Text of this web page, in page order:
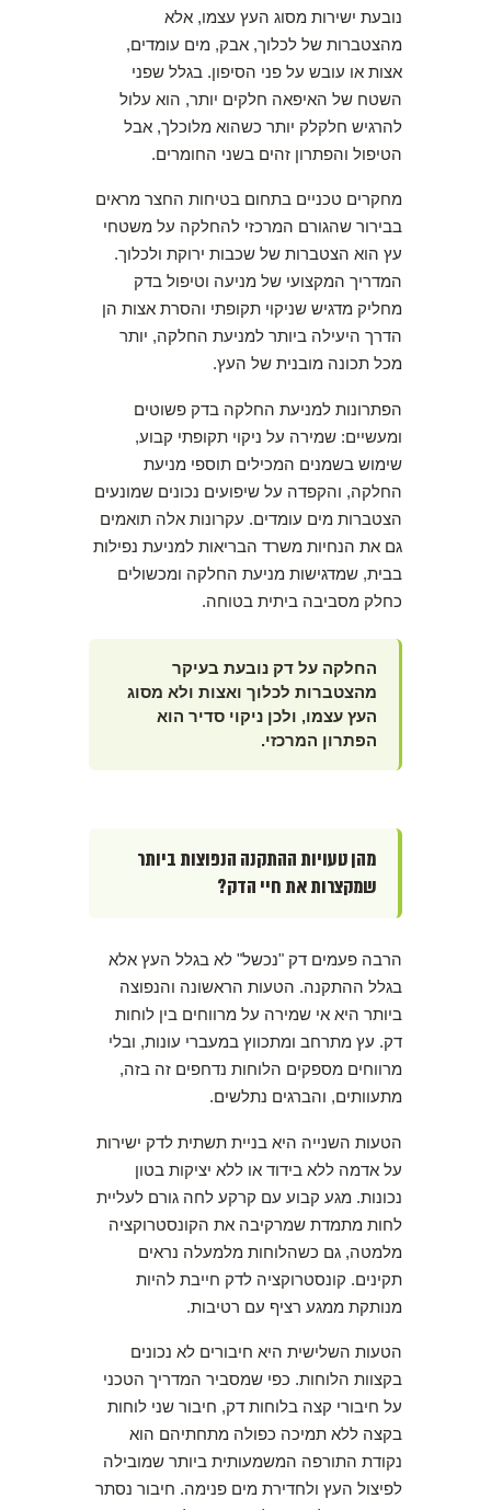
נובעת ישירות מסוג העץ עצמו, אלא
מהצטברות של לכלוך, אבק, מים עומדים,
אצות או עובש על פני הסיפון. בגלל שפני
השטח של האיפאה חלקים יותר, הוא עלול
להרגיש חלקלק יותר כשהוא מלוכלך, אבל
הטיפול והפתרון זהים בשני החומרים.
מחקרים טכניים בתחום בטיחות החצר מראים
בבירור שהגורם המרכזי להחלקה על משטחי
עץ הוא הצטברות של שכבות ירוקת ולכלוך.
המדריך המקצועי של מניעה וטיפול בדק
מחליק מדגיש שניקוי תקופתי והסרת אצות הן
הדרך היעילה ביותר למניעת החלקה, יותר
מכל תכונה מובנית של העץ.
הפתרונות למניעת החלקה בדק פשוטים
ומעשיים: שמירה על ניקוי תקופתי קבוע,
שימוש בשמנים המכילים תוספי מניעת
החלקה, והקפדה על שיפועים נכונים שמונעים
הצטברות מים עומדים. עקרונות אלה תואמים
גם את הנחיות משרד הבריאות למניעת נפילות
בבית, שמדגישות מניעת החלקה ומכשולים
כחלק מסביבה ביתית בטוחה.
החלקה על דק נובעת בעיקר
מהצטברות לכלוך ואצות ולא מסוג
העץ עצמו, ולכן ניקוי סדיר הוא
הפתרון המרכזי.
מהן טעויות ההתקנה הנפוצות ביותר
שמקצרות את חיי הדק?
הרבה פעמים דק "נכשל" לא בגלל העץ אלא
בגלל ההתקנה. הטעות הראשונה והנפוצה
ביותר היא אי שמירה על מרווחים בין לוחות
דק. עץ מתרחב ומתכווץ במעברי עונות, ובלי
מרווחים מספקים הלוחות נדחפים זה בזה,
מתעוותים, והברגים נתלשים.
הטעות השנייה היא בניית תשתית לדק ישירות
על אדמה ללא בידוד או ללא יציקות בטון
נכונות. מגע קבוע עם קרקע לחה גורם לעליית
לחות מתמדת שמרקיבה את הקונסטרוקציה
מלמטה, גם כשהלוחות מלמעלה נראים
תקינים. קונסטרוקציה לדק חייבת להיות
מנותקת ממגע רציף עם רטיבות.
הטעות השלישית היא חיבורים לא נכונים
בקצוות הלוחות. כפי שמסביר המדריך הטכני
על חיבורי קצה בלוחות דק, חיבור שני לוחות
בקצה ללא תמיכה כפולה מתחתיהם הוא
נקודת התורפה המשמעותית ביותר שמובילה
לפיצול העץ ולחדירת מים פנימה. חיבור נסתר